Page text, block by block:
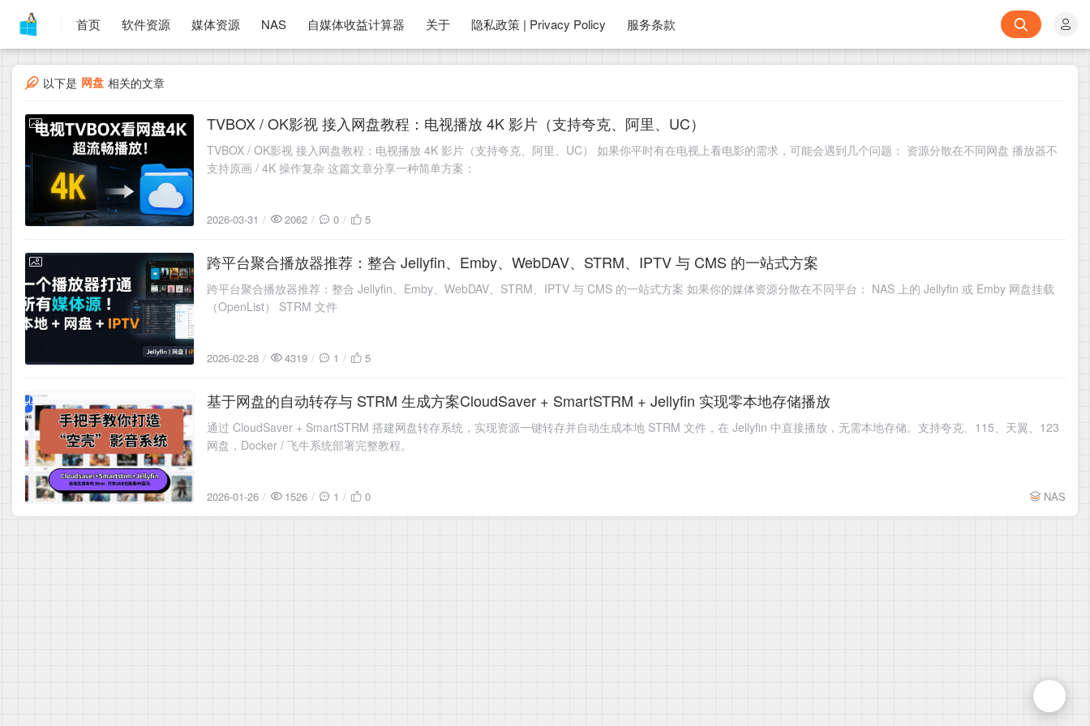
首页 软件资源 媒体资源 NAS 自媒体收益计算器 关于 隐私政策 | Privacy Policy 服务条款
以下是 网盘 相关的文章
2026-03-31
TVBOX / OK影视 接入网盘教程：电视播放 4K 影片（支持夸克、阿里、UC）
TVBOX / OK影视 接入网盘教程：电视播放 4K 影片（支持夸克、阿里、UC） 如果你平时有在电视上看电影的需求，可能会遇到几个问题： 资源分散在不同网盘 播放器不
支持原画 / 4K 操作复杂 这篇文章分享一种简单方案：
2026-03-31 2062 0 5
2026-02-28
跨平台聚合播放器推荐：整合 Jellyfin、Emby、WebDAV、STRM、IPTV 与 CMS 的一站式方案
跨平台聚合播放器推荐：整合 Jellyfin、Emby、WebDAV、STRM、IPTV 与 CMS 的一站式方案 如果你的媒体资源分散在不同平台： NAS 上的 Jellyfin 或 Emby 网盘挂载
（OpenList） STRM 文件
2026-02-28 4319 1 5
2026-01-26
基于网盘的自动转存与 STRM 生成方案CloudSaver + SmartSTRM + Jellyfin 实现零本地存储播放
通过 CloudSaver + SmartSTRM 搭建网盘转存系统，实现资源一键转存并自动生成本地 STRM 文件，在 Jellyfin 中直接播放，无需本地存储。支持夸克、115、天翼、123
网盘，Docker / 飞牛系统部署完整教程。
2026-01-26 1526 1 0 NAS